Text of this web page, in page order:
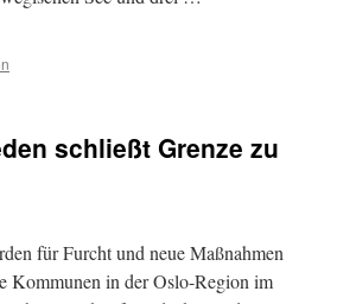
schließt Grenze zu
für Furcht und neue Maßnahmen
Kommunen in der Oslo-Region im